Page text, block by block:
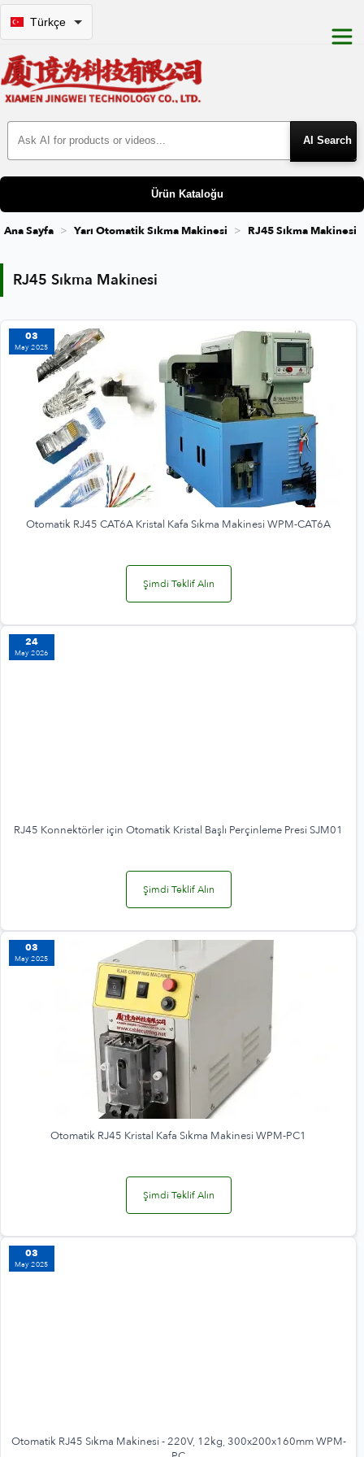
Türkçe
Search Products
Ürün Kataloğu
Ana Sayfa Yarı Otomatik Sıkma Makinesi RJ45 Sıkma Makinesi
RJ45 Sıkma Makinesi
03
May 2025
Otomatik RJ45 CAT6A Kristal Kafa Sıkma Makinesi WPM-CAT6A
Şimdi Teklif Alın
24
May 2026
RJ45 Konnektörler için Otomatik Kristal Başlı Perçinleme Presi SJM01
Şimdi Teklif Alın
03
May 2025
Otomatik RJ45 Kristal Kafa Sıkma Makinesi WPM-PC1
Şimdi Teklif Alın
03
May 2025
Otomatik RJ45 Sıkma Makinesi - 220V, 12kg, 300x200x160mm WPM-